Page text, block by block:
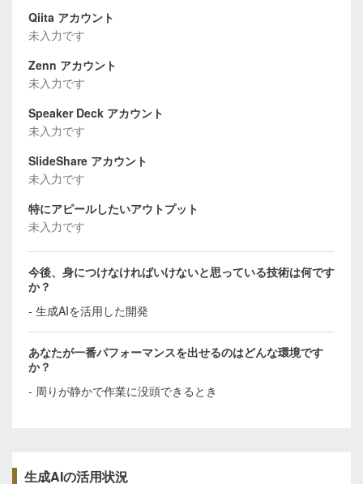
Qiita アカウント
未入力です
Zenn アカウント
未入力です
Speaker Deck アカウント
未入力です
SlideShare アカウント
未入力です
特にアピールしたいアウトプット
未入力です
今後、身につけなければいけないと思っている技術は何です
か？
- 生成AIを活用した開発
あなたが一番パフォーマンスを出せるのはどんな環境です
か？
- 周りが静かで作業に没頭できるとき
生成AIの活用状況